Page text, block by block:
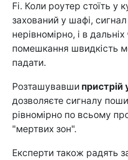
Fi. Коли роутер стоїть у
захований у шафі,
нерівномірно, і в
помешкання швидкість
падати.
Розташувавши пристрій
дозволяєте сигналу
рівномірно по всьому
"мертвих зон".
Експерти також радять